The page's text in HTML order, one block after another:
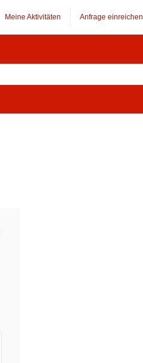
Anfrage einreichen
Meine Aktivitäten